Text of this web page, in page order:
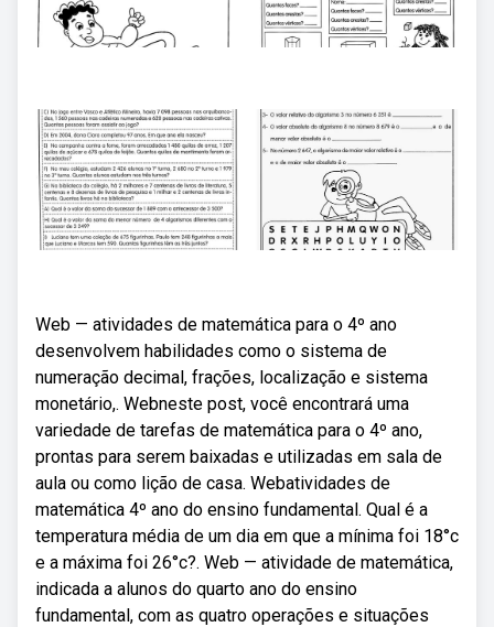
Web — atividades de matemática para o 4º ano
desenvolvem habilidades como o sistema de
numeração decimal, frações, localização e sistema
monetário,. Webneste post, você encontrará uma
variedade de tarefas de matemática para o 4º ano,
prontas para serem baixadas e utilizadas em sala de
aula ou como lição de casa. Webatividades de
matemática 4º ano do ensino fundamental. Qual é a
temperatura média de um dia em que a mínima foi 18°c
e a máxima foi 26°c?. Web — atividade de matemática,
indicada a alunos do quarto ano do ensino
fundamental, com as quatro operações e situações